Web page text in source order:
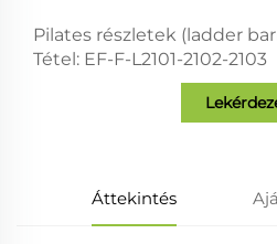
Pilates részletek (ladder
Tétel: EF-F-L2101-2102-2103
Áttekintés